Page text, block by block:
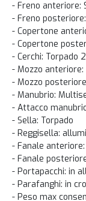
- Freno anteriore:
- Freno
- Copertone
- Copertone
- Cerchi: Torpado
- Mozzo
- Mozzo
- Manubrio:
- Attacco
- Sella: Torpado
- Reggisella:
- Fanale
- Fanale
- Portapacchi: in
- Parafanghi: in
- Peso max